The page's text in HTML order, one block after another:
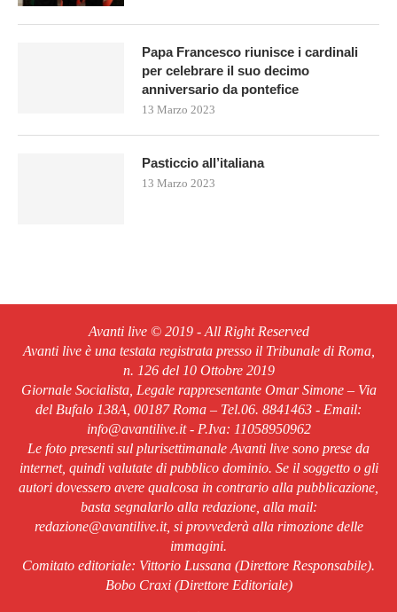
Papa Francesco riunisce i cardinali
per celebrare il suo decimo
anniversario da pontefice
13 Marzo 2023
Pasticcio all’italiana
13 Marzo 2023
Avanti live © 2019 - All Right Reserved
Avanti live è una testata registrata presso il Tribunale di Roma,
n. 126 del 10 Ottobre 2019
Giornale Socialista, Legale rappresentante Omar Simone – Via
del Bufalo 138A, 00187 Roma – Tel.06. 8841463 - Email:
info@avantilive.it - P.Iva: 11058950962
Le foto presenti sul plurisettimanale Avanti live sono prese da
internet, quindi valutate di pubblico dominio. Se il soggetto o gli
autori dovessero avere qualcosa in contrario alla pubblicazione,
basta segnalarlo alla redazione, alla mail:
redazione@avantilive.it, si provvederà alla rimozione delle
immagini.
Comitato editoriale: Vittorio Lussana (Direttore Responsabile).
Bobo Craxi (Direttore Editoriale)